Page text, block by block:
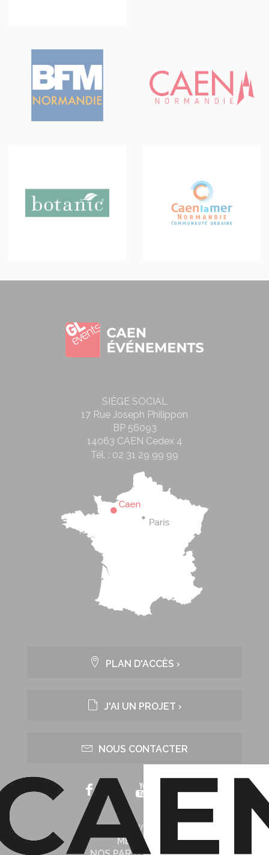
SIÈGE SOCIAL
17 Rue Joseph Philippon
BP 56093
14063 CAEN Cedex 4
Tél. : 02 31 29 99 99
PLAN D'ACCÈS ›
J'AI UN PROJET ›
NOUS CONTACTER
NOTRE WEB TV
MÉDIAS